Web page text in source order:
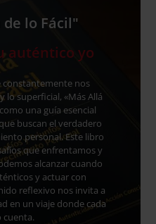
lo Fácil"
auténtico yo
nos
lo superficial, «Más Allá
una guía esencial
buscan el verdadero
personal. Este libro
que enfrentamos y
alcanzar cuando
y actuar con
reflexivo nos invita a
en un viaje donde cada
cuenta.